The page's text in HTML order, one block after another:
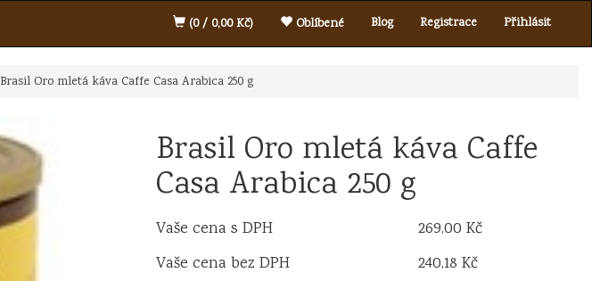
Blog Registrace Přihlásit
(0 / 0,00 Kč) Oblíbené
Brasil Oro mletá káva Caffe Casa Arabica 250 g
Brasil Oro mletá káva Caffe
Casa Arabica 250 g
Vaše cena s DPH
269,00 Kč
Vaše cena bez DPH
240,18 Kč